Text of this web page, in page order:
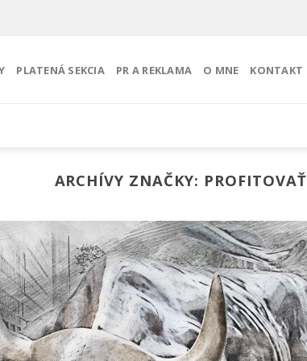
PLATENÁ SEKCIA PR A REKLAMA O MNE KONTAKT
ARCHÍVY ZNAČKY: PROFITOVAŤ